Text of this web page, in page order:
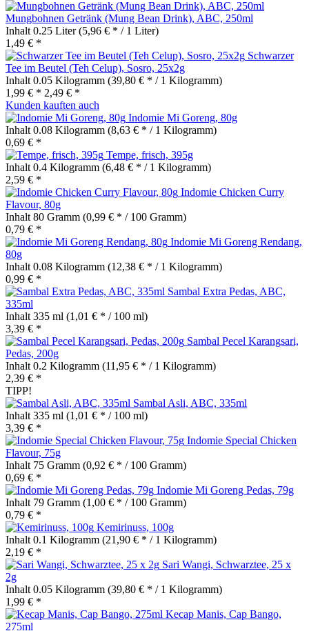
Mungbohnen Getränk (Mung Bean Drink), ABC, 250ml
Inhalt 0.25 Liter(5,96 € * / 1 Liter)
1,49 € *
Schwarzer
Tee im Beutel (Teh Celup), Sosro, 25x2g
Inhalt 0.05 Kilogramm (39,80 € * / 1 Kilogramm)
1,99 € * 2,49 € *
Kunden kauften auch
Indomie Mi Goreng, 80g
Inhalt 0.08 Kilogramm (8,63 € * / 1 Kilogramm)
0,69 € *
Tempe, frisch, 395g
Inhalt 0.4 Kilogramm (6,48 € * / 1 Kilogramm)
2,59 € *
Indomie Chicken Curry
Flavour, 80g
Inhalt 80 Gramm (0,99 € * / 100 Gramm)
0,79 € *
Indomie Mi Goreng Rendang,
80g
Inhalt 0.08 Kilogramm (12,38 € * / 1 Kilogramm)
0,99 € *
Sambal Extra Pedas, ABC,
335ml
Inhalt 335 ml (1,01 € * / 100 ml)
3,39 € *
Sambal Pecel Karangsari,
Pedas, 200g
Inhalt 0.2 Kilogramm (11,95 € * / 1 Kilogramm)
2,39 € *
TIPP!
Sambal Asli, ABC, 335ml
Inhalt 335 ml (1,01 € * / 100 ml)
3,39 € *
Indomie Special Chicken
Flavour, 75g
Inhalt 75 Gramm (0,92 € * / 100 Gramm)
0,69 € *
Indomie Mi Goreng Pedas, 79g
Inhalt 79 Gramm (1,00 € * / 100 Gramm)
0,79 € *
Kemirinuss, 100g
Inhalt 0.1 Kilogramm (21,90 € * / 1 Kilogramm)
2,19 € *
Sari Wangi, Schwarztee, 25 x
2g
Inhalt 0.05 Kilogramm (39,80 € * / 1 Kilogramm)
1,99 € *
Kecap Manis, Cap Bango,
275ml